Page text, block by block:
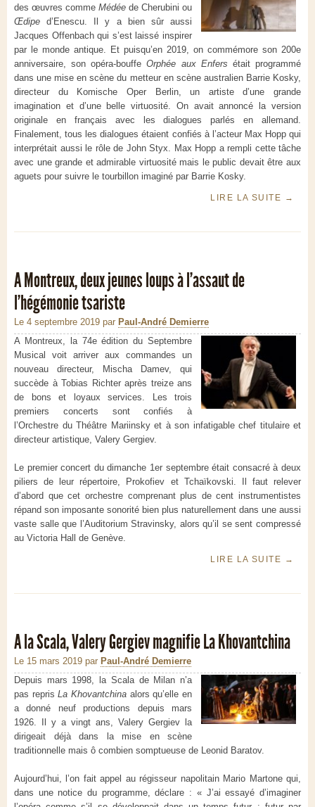
des œuvres comme Médée de Cherubini ou
Œdipe d’Enescu. Il y a bien sûr aussi
Jacques Offenbach qui s’est laissé inspirer
par le monde antique. Et puisqu’en 2019, on commémore son 200e
anniversaire, son opéra-bouffeOrphée aux Enfers était programmé
dans une mise en scène du metteur en scène australien Barrie Kosky,
directeur du Komische Oper Berlin, un artiste d’une grande
imagination et d’une belle virtuosité. On avait annoncé la version
originale en français avec les dialogues parlés en allemand.
Finalement, tous les dialogues étaient confiés à l’acteur Max Hopp qui
interprétait aussi le rôle de John Styx. Max Hopp a rempli cette tâche
avec une grande et admirable virtuosité mais le public devait être aux
aguets pour suivre le tourbillon imaginé par Barrie Kosky.
LIRE LA SUITE →
A Montreux, deux jeunes loups à l’assaut de
l’hégémonie tsariste
Le 4 septembre 2019 par Paul-André Demierre
A Montreux, la 74eédition du Septembre
Musical voit arriver aux commandes un
nouveau directeur, Mischa Damev, qui
succède à Tobias Richter après treize ans
de bons et loyaux services. Les trois
premiers concerts sont confiés à
l’Orchestre du Théâtre Mariinsky et à son infatigable chef titulaire et
directeur artistique, Valery Gergiev.
Le premier concert du dimanche 1er septembre était consacré à deux
piliers de leur répertoire, Prokofiev et Tchaïkovski. Il faut relever
d’abord que cet orchestre comprenant plus de cent instrumentistes
répand son imposante sonorité bien plus naturellement dans une aussi
vaste salle que l’Auditorium Stravinsky, alors qu’il se sent compressé
au Victoria Hall de Genève.
LIRE LA SUITE →
A la Scala, Valery Gergiev magnifie La Khovantchina
Le 15 mars 2019 par Paul-André Demierre
Depuis mars 1998, la Scala de Milan n’a
pas reprisLa Khovantchina alors qu’elle en
a donné neuf productions depuis mars
1926. Il y a vingt ans, Valery Gergiev la
dirigeait déjà dans la mise en scène
traditionnelle mais ô combien somptueuse de Leonid Baratov.
Aujourd’hui, l’on fait appel au régisseur napolitain Mario Martone qui,
dans une notice du programme, déclare : « J’ai essayé d’imaginer